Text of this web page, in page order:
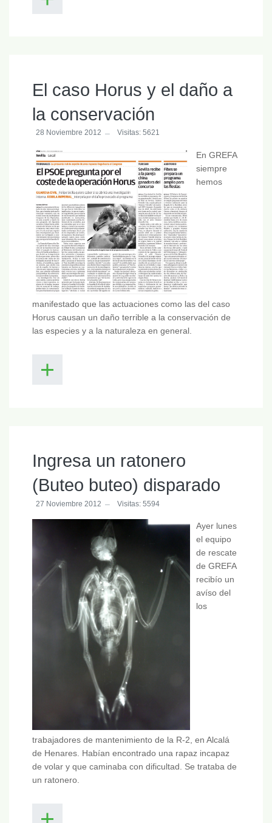
El caso Horus y el daño a
la conservación
28 Noviembre 2012 Visitas: 5621
En GREFA
siempre
hemos
manifestado que las actuaciones como las del caso
Horus causan un daño terrible a la conservación de
las especies y a la naturaleza en general.
Ingresa un ratonero
(Buteo buteo) disparado
27 Noviembre 2012 Visitas: 5594
Ayer lunes
el equipo
de rescate
de GREFA
recibío un
avíso del
los
trabajadores de mantenimiento de la R-2, en Alcalá
de Henares. Habían encontrado una rapaz incapaz
de volar y que caminaba con dificultad. Se trataba de
un ratonero.